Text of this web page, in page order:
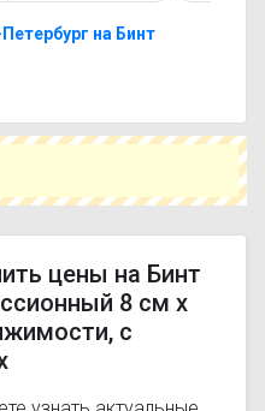
необходимости вы
Бинт эластичный
более доступной
с
оптимальный
на Бинт
цены на Бинт
8 см х
с